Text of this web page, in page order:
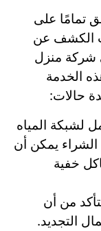
تمامًا على
الكشف عن
شركة منزل
الخدمة
حالات:
لشبكة المياه
يمكن أن
خفية
من أن
التجديد.